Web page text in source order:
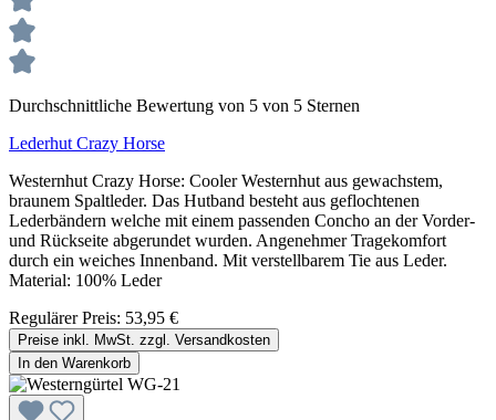
Durchschnittliche Bewertung von 5 von 5 Sternen
Lederhut Crazy Horse
Westernhut Crazy Horse: Cooler Westernhut aus gewachstem,
braunem Spaltleder. Das Hutband besteht aus geflochtenen
Lederbändern welche mit einem passenden Concho an der Vorder-
und Rückseite abgerundet wurden. Angenehmer Tragekomfort
durch ein weiches Innenband. Mit verstellbarem Tie aus Leder.
Material: 100% Leder
Regulärer Preis: 53,95 €
Preise inkl. MwSt. zzgl. Versandkosten
In den Warenkorb